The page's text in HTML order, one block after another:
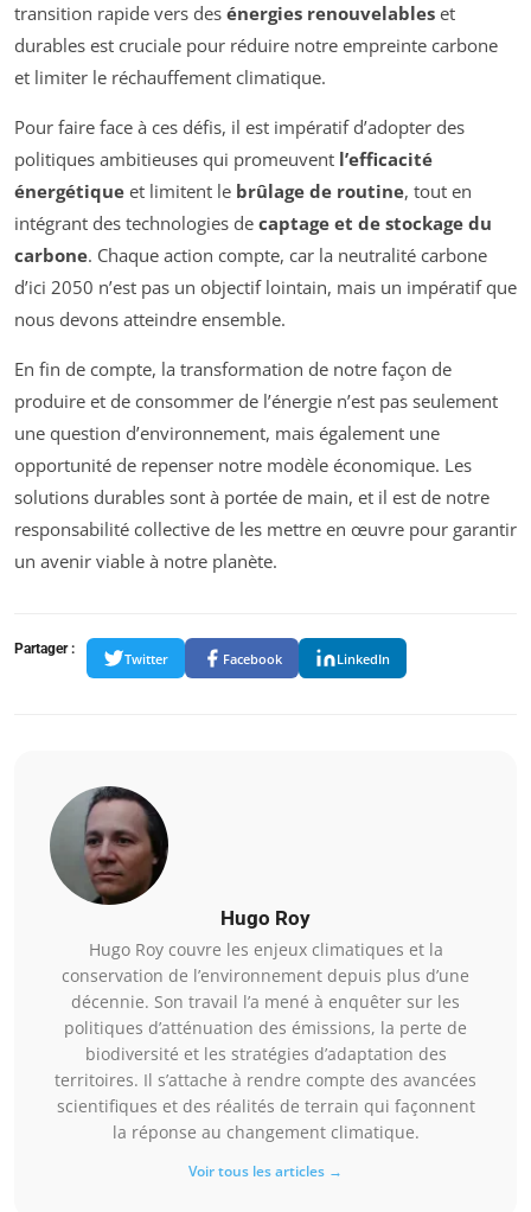
transition rapide vers des énergies renouvelables et
durables est cruciale pour réduire notre empreinte carbone
et limiter le réchauffement climatique.
Pour faire face à ces défis, il est impératif d’adopter des
politiques ambitieuses qui promeuvent l’efficacité
énergétique et limitent le brûlage de routine, tout en
intégrant des technologies de captage et de stockage du
carbone. Chaque action compte, car la neutralité carbone
d’ici 2050 n’est pas un objectif lointain, mais un impératif que
nous devons atteindre ensemble.
En fin de compte, la transformation de notre façon de
produire et de consommer de l’énergie n’est pas seulement
une question d’environnement, mais également une
opportunité de repenser notre modèle économique. Les
solutions durables sont à portée de main, et il est de notre
responsabilité collective de les mettre en œuvre pour garantir
un avenir viable à notre planète.
Partager :
Twitter Facebook LinkedIn
Hugo Roy
Hugo Roy couvre les enjeux climatiques et la
conservation de l’environnement depuis plus d’une
décennie. Son travail l’a mené à enquêter sur les
politiques d’atténuation des émissions, la perte de
biodiversité et les stratégies d’adaptation des
territoires. Il s’attache à rendre compte des avancées
scientifiques et des réalités de terrain qui façonnent
la réponse au changement climatique.
Voir tous les articles →